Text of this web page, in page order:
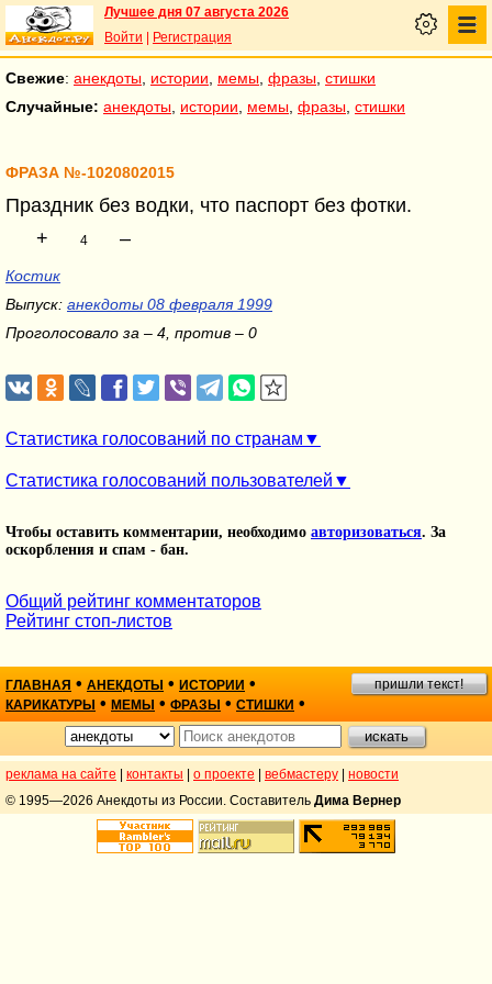
Лучшее дня 07 августа 2026
Войти
Регистрация
Свежие: анекдоты истории мемы фразы стишки
Случайные: анекдоты истории мемы фразы стишки
ФРАЗА №-1020802015
Праздник без водки, что паспорт без фотки.
+
4 –
Костик
Выпуск: анекдоты 08 февраля 1999
Проголосовало за – 4, против – 0
Статистика голосований по странам
Статистика голосований пользователей
Чтобы оставить комментарии, необходимо авторизоваться. За
оскорбления и спам - бан.
Общий рейтинг комментаторов
Рейтинг стоп-листов
ГЛАВНАЯ • АНЕКДОТЫ • ИСТОРИИ •
КАРИКАТУРЫ • МЕМЫ • ФРАЗЫ • СТИШКИ •
пришли текст!
реклама на сайте контакты о проекте вебмастеру
новости
© 1995—2026 Анекдоты из России. Составитель Дима Вернер